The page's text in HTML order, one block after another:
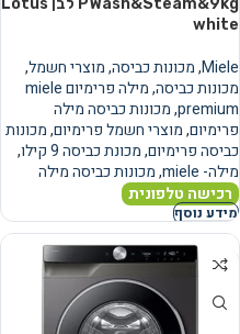
PWash&Steam&9kg לבן Lotus
white
Miele
,מכונות כביסה,מוצרי חשמל,
מכונות כביסה,
מילה פרימיום miele
premium
,מכונות כביסה מילה
פרימיום,מוצרי חשמל פרימיום,מכונות
כביסה פרימיום,מכונת כביסה 9 קילו
,
מילה- miele
,מכונות כביסה מילה
רכישה טלפונית
מידע נוסף